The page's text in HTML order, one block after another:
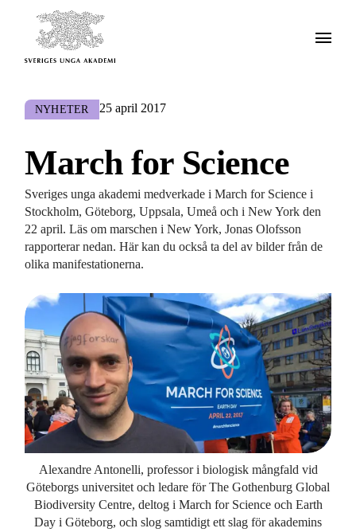
NYHETER 25 april 2017
March for Science
Sveriges unga akademi medverkade i March for Science i
Stockholm, Göteborg, Uppsala, Umeå och i New York den
22 april. Läs om marschen i New York, Jonas Olofsson
rapporterar nedan. Här kan du också ta del av bilder från de
olika manifestationerna.
Alexandre Antonelli, professor i biologisk mångfald vid
Göteborgs universitet och ledare för The Gothenburg Global
Biodiversity Centre, deltog i March for Science och Earth
Day i Göteborg, och slog samtidigt ett slag för akademins